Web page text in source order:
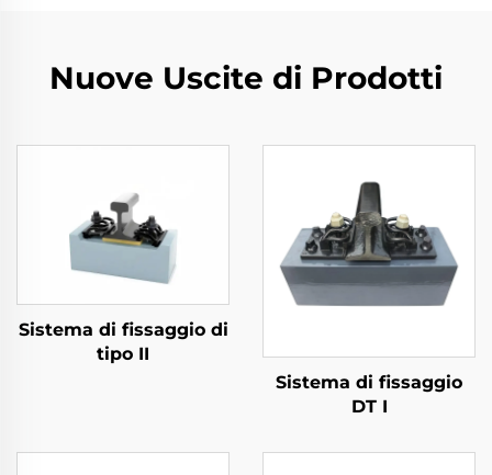
Nuove Uscite di Prodotti
Sistema di fissaggio di
tipo II
Sistema di fissaggio
DT I